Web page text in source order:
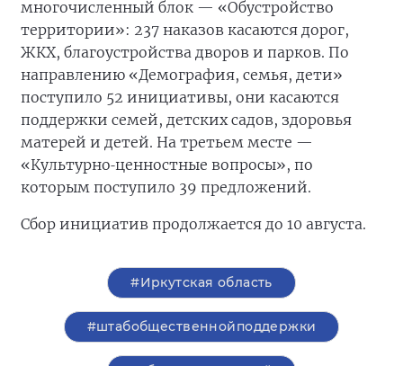
многочисленный блок — «Обустройство
территории»: 237 наказов касаются дорог,
ЖКХ, благоустройства дворов и парков. По
направлению «Демография, семья, дети»
поступило 52 инициативы, они касаются
поддержки семей, детских садов, здоровья
матерей и детей. На третьем месте —
«Культурно‑ценностные вопросы», по
которым поступило 39 предложений.
Сбор инициатив продолжается до 10 августа.
#Иркутская область
#штабобщественнойподдержки